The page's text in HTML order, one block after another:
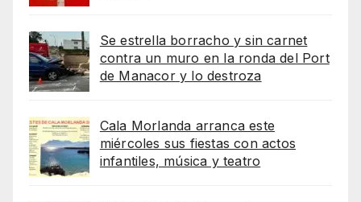
Se estrella borracho y sin carnet
contra un muro en la ronda del Port
de Manacor y lo destroza
Cala Morlanda arranca este
miércoles sus fiestas con actos
infantiles, música y teatro